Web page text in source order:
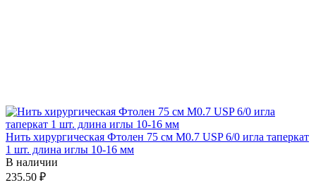
Нить хирургическая Фтолен 75 см М0.7 USP 6/0 игла таперкат
1 шт. длина иглы 10-16 мм
В наличии
235.50 ₽